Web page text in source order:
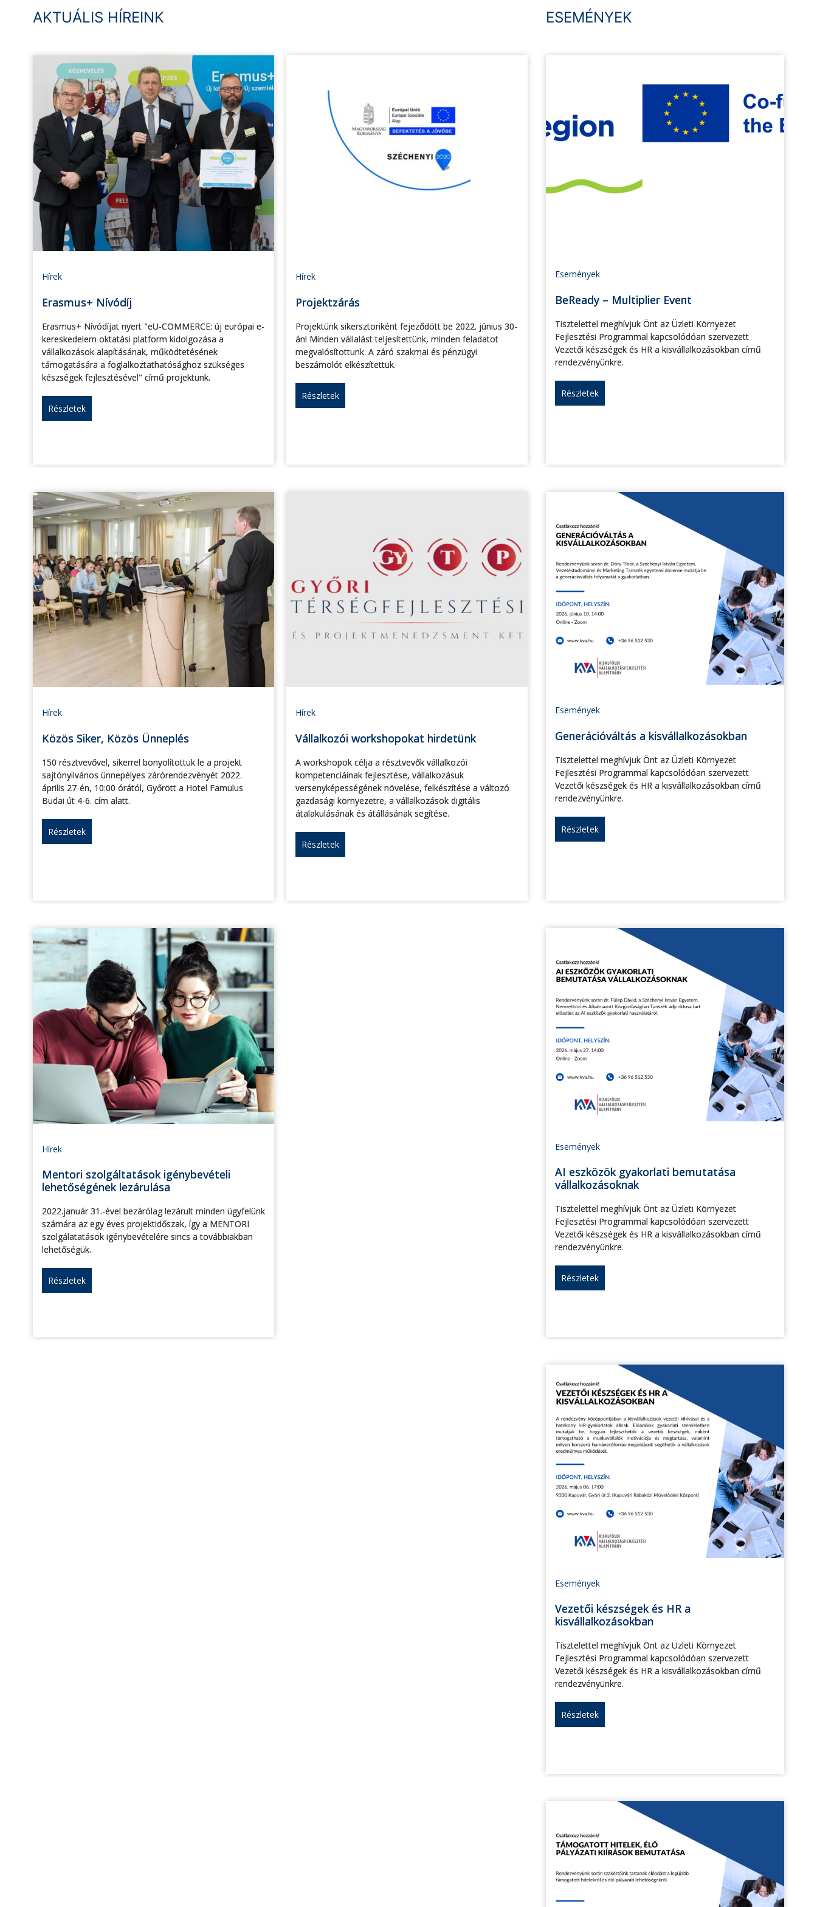
AKTUÁLIS HÍREINK
Hírek
Erasmus+ Nívódíj
Erasmus+ Nívódíjat nyert "eU-COMMERCE: új európai e-
kereskedelem oktatási platform kidolgozása a
vállalkozások alapításának, működtetésének
támogatására a foglalkoztathatósághoz szükséges
készségek fejlesztésével" című projektünk.
Részletek
Hírek
Projektzárás
Projektünk sikersztoriként fejeződött be 2022. június 30-
án! Minden vállalást teljesítettünk, minden feladatot
megvalósítottunk. A záró szakmai és pénzügyi
beszámolót elkészítettük.
Részletek
Hírek
Közös Siker, Közös Ünneplés
150 résztvevővel, sikerrel bonyolítottuk le a projekt
sajtónyilvános ünnepélyes zárórendezvényét 2022.
április 27-én, 10:00 órától, Győrött a Hotel Famulus
Budai út 4-6. cím alatt.
Részletek
Hírek
Vállalkozói workshopokat hirdetünk
A workshopok célja a résztvevők vállalkozói
kompetenciáinak fejlesztése, vállalkozásuk
versenyképességének növelése, felkészítése a változó
gazdasági környezetre, a vállalkozások digitális
átalakulásának és átállásának segítése.
Részletek
Hírek
Mentori szolgáltatások igénybevételi
lehetőségének lezárulása
2022.január 31.-ével bezárólag lezárult minden ügyfelünk
számára az egy éves projektidőszak, így a MENTORI
szolgálatatások igénybevételére sincs a továbbiakban
lehetőségük.
Részletek
ESEMÉNYEK
Események
BeReady – Multiplier Event
Tisztelettel meghívjuk Önt az Üzleti Környezet
Fejlesztési Programmal kapcsolódóan szervezett
Vezetői készségek és HR a kisvállalkozásokban című
rendezvényünkre.
Részletek
Események
Generációváltás a kisvállalkozásokban
Tisztelettel meghívjuk Önt az Üzleti Környezet
Fejlesztési Programmal kapcsolódóan szervezett
Vezetői készségek és HR a kisvállalkozásokban című
rendezvényünkre.
Részletek
Események
AI eszközök gyakorlati bemutatása
vállalkozásoknak
Tisztelettel meghívjuk Önt az Üzleti Környezet
Fejlesztési Programmal kapcsolódóan szervezett
Vezetői készségek és HR a kisvállalkozásokban című
rendezvényünkre.
Részletek
Események
Vezetői készségek és HR a
kisvállalkozásokban
Tisztelettel meghívjuk Önt az Üzleti Környezet
Fejlesztési Programmal kapcsolódóan szervezett
Vezetői készségek és HR a kisvállalkozásokban című
rendezvényünkre.
Részletek